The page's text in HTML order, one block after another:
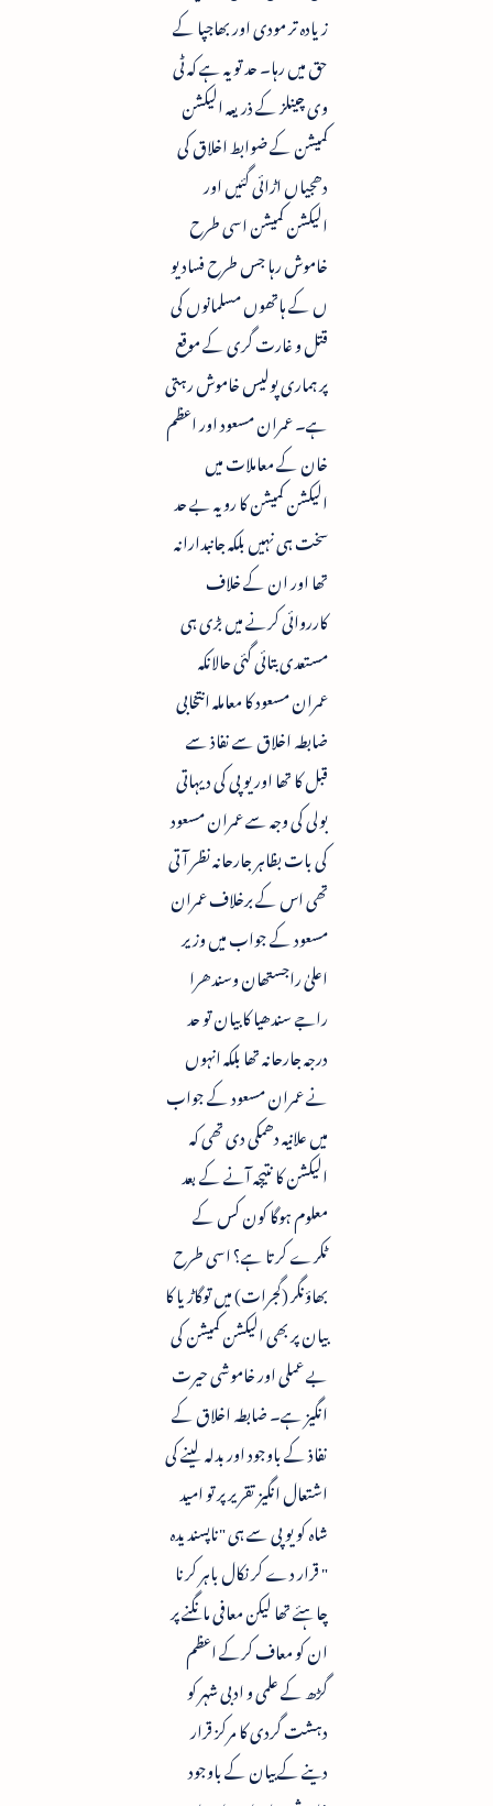
زیادہ تر مودی اور بھاجپا کے
حق میں رہا۔ حد تو یہ ہے کہ ٹی
وی چینلز کے ذریعہ الیکشن
کمیشن کے ضوابط اخلاق کی
دھجیاں اڑائی گئیں اور
الیکشن کمیشن اسی طرح
خاموش رہا جس طرح فسادیو
ں کے ہاتھوں مسلمانوں کی
قتل و غارت گری کے موقع
پر ہماری پولیس خاموش رہتی
ہے۔ عمران مسعود اور اعظم
خان کے معاملات میں
الیکشن کمیشن کا رویہ بے حد
سخت ہی نہیں بلکہ جانبدارانہ
تھا اور ان کے خلاف
کارروائی کرنے میں بڑی ہی
مستعدی بتائی گئی حالانکہ
عمران مسعود کا معاملہ انتخابی
ضابطہ اخلاق سے نفاذ سے
قبل کا تھا اور یو پی کی دیہاتی
بولی کی وجہ سے عمران مسعود
کی بات بظاہر جارحانہ نظر آتی
تھی اس کے برخلاف عمران
مسعود کے جواب میں وزیر
اعلیٰ راجستھان وسندھرا
راجے سندھیا کا بیان تو حد
درجہ جارحانہ تھا بلکہ انہوں
نے عمران مسعود کے جواب
میں علانیہ دھمکی دی تھی کہ
الیکشن کا نتیجہ آنے کے بعد
معلوم ہوگا کون کس کے
ٹکرے کرتا ہے؟ اسی طرح
بھاؤنگر (گجرات) میں توگاڑیا کا
بیان پر بھی الیکشن کمیشن کی
بے عملی اور خاموشی حیرت
انگیز ہے۔ ضابطہ اخلاق کے
نفاذ کے باوجود اور بدلہ لینے کی
اشتعال انگیز تقریر پر تو امید
شاہ کو یو پی سے ہی "ناپسندیدہ
" قرار دے کر نکال باہر کرنا
چاہئے تھا لیکن معافی مانگنے پر
ان کو معاف کرکے اعظم
گڑھ کے علمی و ادبی شہر کو
دہشت گردی کا مرکز قرار
دینے کے بیان کے باوجود